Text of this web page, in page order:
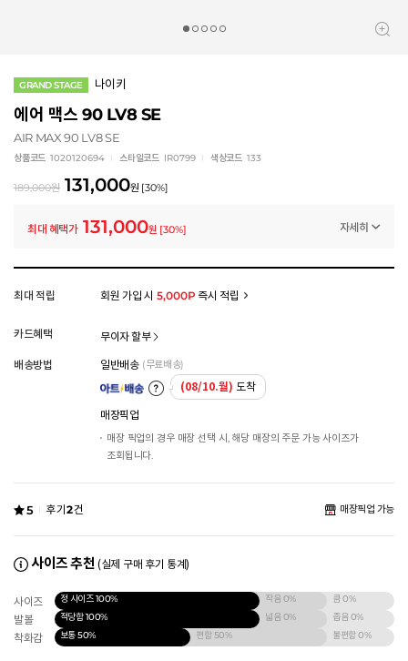
GRAND STAGE 나이키
에어 맥스 90 LV8 SE
AIR MAX 90 LV8 SE
상품코드 1020120694 스타일코드 IR0799 색상코드 133
189,000원 131,000원 [30%]
최대 혜택가 131,000원 [30%] 자세히
멤버십 상시 할인
모든 혜택이 적용된 금액으로, 실제 결제 금액과는 차이가 있을 수 있습니다.
최대 적립 회원 가입 시 5,000P즉시 적립
카드혜택 무이자 할부
배송방법 일반배송 (무료배송)
(08/10.월) 도착
매장픽업
매장 픽업의 경우 매장 선택 시, 해당 매장의 주문 가능 사이즈가
조회됩니다.
5 후기2건 매장픽업 가능
사이즈 추천 (실제 구매 후기 통계)
사이즈 정 사이즈100% 작음0% 큼0%
발볼 적당함100% 넓음0% 좁음0%
착화감 보통50% 편함 50% 불편함0%